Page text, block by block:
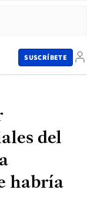
SUSCRÍBETE
del
habría